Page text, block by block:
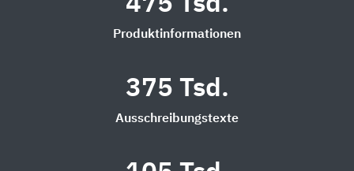
Produktinformationen
375 Tsd.
Ausschreibungstexte